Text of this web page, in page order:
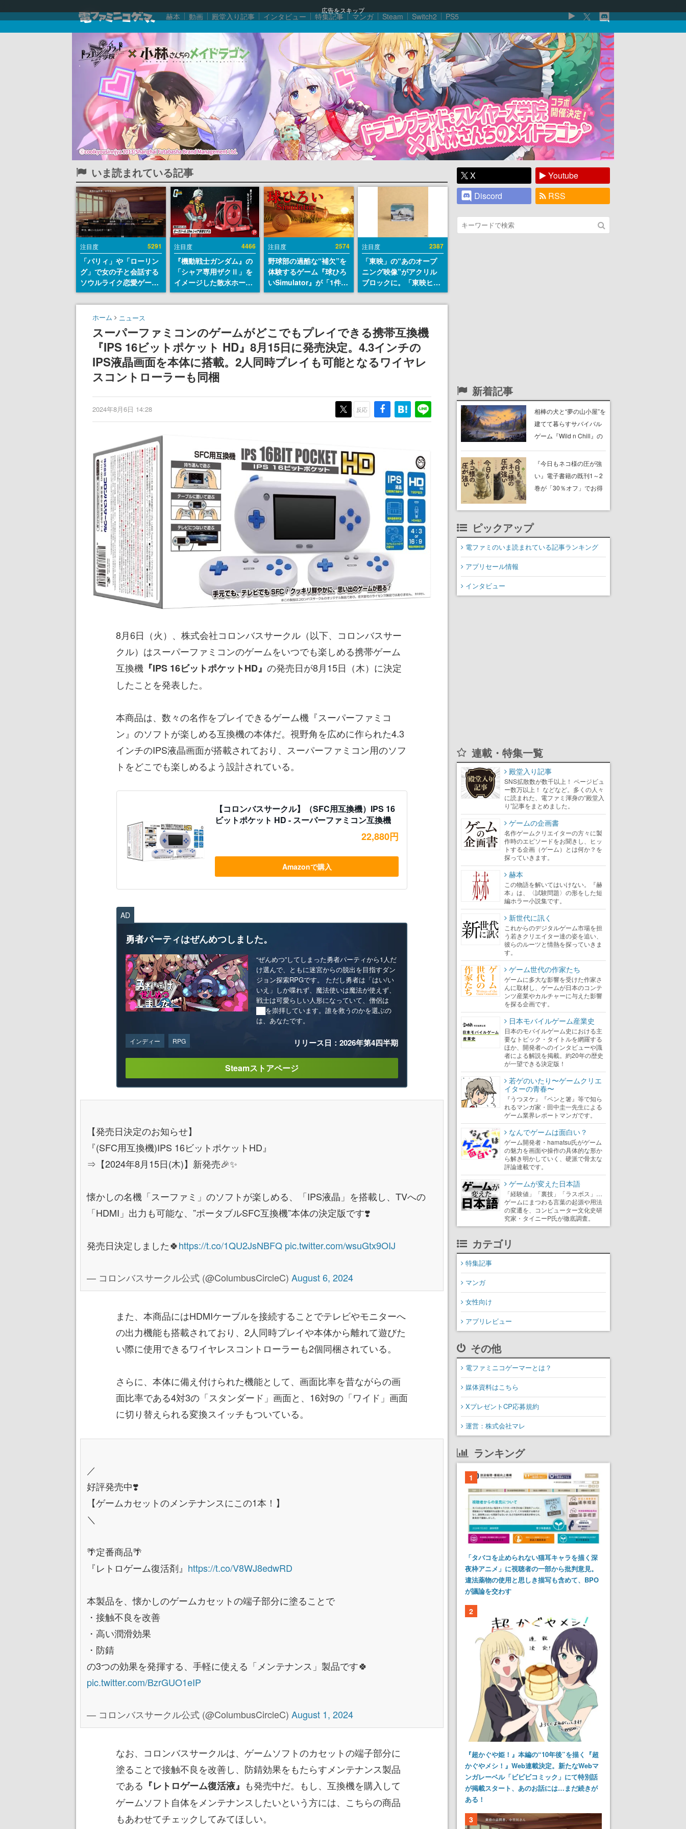
広告をスキップ
赫本 動画 殿堂入り記事 インタビュー 特集記事 マンガ Steam Switch2 PS5
いま読まれている記事
注目度 5291
「パリィ」や「ローリン
グ」で女の子と会話する
ソウルライク恋愛ゲーム
『小早川さんはソウルラ
イク』無料公開。返事に
失敗すると「YOU
注目度 4466
『機動戦士ガンダム』の
「シャア専用ザクⅡ」を
イメージした散水ホース
リールが予約開始。本体
にはシャアのパーソナル
エンブレム、型式番号な
どを配置
注目度 2574
野球部の過酷な“補欠”を
体験するゲーム『球ひろ
いSimulator』が「1件」
のウィッシュリストをも
とにチェコ語に対応し
ダム・カム』開発元やチ
ェコのプロ野球選手から
称賛の声
注目度 2387
「東映」の“あのオープ
ニング映像”がアクリル
ブロックに。「東映ヒス
トリカル グッズコレクシ
ョン」が8月下旬より発
ホーム ニュース
スーパーファミコンのゲームがどこでもプレイできる携帯互換機
『IPS 16ビットポケット HD』8月15日に発売決定。4.3インチの
IPS液晶画面を本体に搭載。2人同時プレイも可能となるワイヤレ
スコントローラーも同梱
2024年8月6日 14:28 反応
8月6日（火）、株式会社コロンバスサークル（以下、コロンバスサー
クル）はスーパーファミコンのゲームをいつでも楽しめる携帯ゲーム
互換機 『IPS 16ビットポケットHD』 の発売日が8月15日（木）に決定
したことを発表した。
本商品は、数々の名作をプレイできるゲーム機『スーパーファミコ
ン』のソフトが楽しめる互換機の本体だ。視野角を広めに作られた4.3
インチのIPS液晶画面が搭載されており、スーパーファミコン用のソフ
トをどこでも楽しめるよう設計されている。
【コロンバスサークル】（SFC用互換機）IPS 16
ビットポケット HD - スーパーファミコン互換機
22,880円
Amazonで購入
AD
勇者パーティはぜんめつしました。
“ぜんめつ”してしまった勇者パーティから1人だ
け選んで、ともに迷宮からの脱出を目指すダン
ジョン探索RPGです。 ただし勇者は「はい/い
いえ」しか喋れず、魔法使いは魔法が使えず、
戦士は可愛らしい人形になっていて、僧侶は
██を崇拝しています。誰を救うのかを選ぶの
は、あなたです。
インディー RPG リリース日：2026年第4四半期
Steamストアページ
【発売日決定のお知らせ】
『(SFC用互換機)IPS 16ビットポケットHD』
⇒【2024年8月15日(木)】新発売🎉✨
懐かしの名機「スーファミ」のソフトが楽しめる、「IPS液晶」を搭載し、TVへの
「HDMI」出力も可能な、”ポータブルSFC互換機”本体の決定版です❣️
発売日決定しました🍀https://t.co/1QU2JsNBFQ pic.twitter.com/wsuGtx9OIJ
— コロンバスサークル公式 (@ColumbusCircleC) August 6, 2024
また、本商品にはHDMIケーブルを接続することでテレビやモニターへ
の出力機能も搭載されており、2人同時プレイや本体から離れて遊びた
い際に使用できるワイヤレスコントローラーも2個同梱されている。
さらに、本体に備え付けられた機能として、画面比率を昔ながらの画
面比率である4対3の「スタンダード」画面と、16対9の「ワイド」画面
に切り替えられる変換スイッチもついている。
／
好評発売中❣️
【ゲームカセットのメンテナンスにこの1本！】
＼
🌴定番商品🌴
『レトロゲーム復活剤』 https://t.co/V8WJ8edwRD
本製品を、懐かしのゲームカセットの端子部分に塗ることで
・接触不良を改善
・高い潤滑効果
・防錆
の3つの効果を発揮する、手軽に使える「メンテナンス」製品です🍀
pic.twitter.com/BzrGUO1eIP
— コロンバスサークル公式 (@ColumbusCircleC) August 1, 2024
なお、コロンバスサークルは、ゲームソフトのカセットの端子部分に
塗ることで接触不良を改善し、防錆効果をもたらすメンテナンス製品
である 『レトロゲーム復活液』 も発売中だ。もし、互換機を購入して
ゲームソフト自体をメンテナンスしたいという方には、こちらの商品
もあわせてチェックしてみてほしい。
X
Youtube
Discord
RSS
新着記事
相棒の犬と“夢の山小屋”を
建てて暮らすサバイバル
ゲーム『Wild n Chill』の
中。ドット絵の大自然
で、喧騒を忘れよう
『今日もネコ様の圧が強
い』電子書籍の既刊1～2
巻が「30％オフ」でお得
たネコたちと、ネコを溺
描く
ピックアップ
電ファミのいま読まれている記事ランキング
アプリセール情報
インタビュー
連載・特集一覧
殿堂入り記事
SNS拡散数が数千以上！ ページビュ
ー数万以上！ などなど。多くの人々
に読まれた、電ファミ渾身の“殿堂入
り”記事をまとめました。
ゲームの企画書
名作ゲームクリエイターの方々に製
作時のエピソードをお聞きし、ヒッ
トする企画（ゲーム）とは何か？を
探っていきます。
赫本
この物語を解いてはいけない。『赫
本』は、〈試験問題〉の形をした短
編ホラー小説集です。
新世代に訊く
これからのデジタルゲーム市場を担
う若きクリエイター達の姿を追い、
彼らのルーツと情熱を探っていきま
す。
ゲーム世代の作家たち
ゲームに多大な影響を受けた作家さ
んに取材し、ゲームが日本のコンテ
ンツ産業やカルチャーに与えた影響
を探る企画です。
日本モバイルゲーム産業史
日本のモバイルゲーム史における主
要なトピック・タイトルを網羅する
ほか、開発者へのインタビューや識
者による解説を掲載。約20年の歴史
が一望できる決定版！
若ゲのいたり〜ゲームクリエ
イターの青春〜
『うつヌケ』『ペンと箸』等で知ら
れるマンガ家・田中圭一先生による
ゲーム業界レポートマンガです。
なんでゲームは面白い？
ゲーム開発者・hamatsu氏がゲーム
の魅力を画面や操作の具体的な形か
ら解き明かしていく、硬派で骨太な
評論連載です。
ゲームが変えた日本語
「経験値」「裏技」「ラスボス」…
ゲームにまつわる言葉の起源や用法
の変遷を、コンピューター文化史研
究家・タイニーP氏が徹底調査。
カテゴリ
特集記事
マンガ
女性向け
アプリレビュー
その他
電ファミニコゲーマーとは？
媒体資料はこちら
XプレゼントCP応募規約
運営：株式会社マレ
ランキング
1
「タバコを止められない猫耳キャラを描く深
夜枠アニメ」に視聴者の一部から批判意見。
違法薬物の使用と思しき描写も含めて、BPO
が議論を交わす
2
『超かぐや姫！』本編の“10年後”を描く『超
かぐやメシ！』Web連載決定。新たなWebマ
ンガレーベル「ビビビコミック」にて特別話
が掲載スタート、あのお話には…まだ続きが
ある！
3